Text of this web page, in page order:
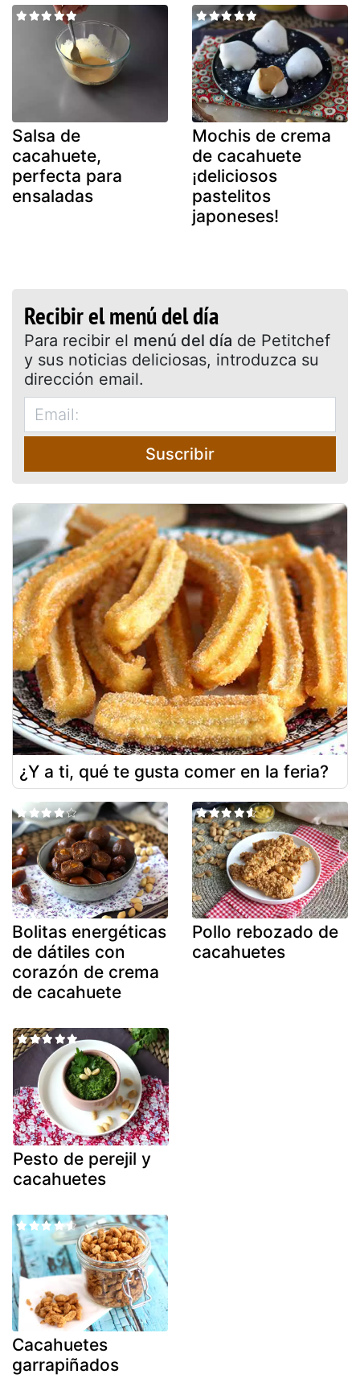
Salsa de
cacahuete,
perfecta para
ensaladas
Mochis de crema
de cacahuete
¡deliciosos
pastelitos
japoneses!
Recibir el menú del día
Para recibir el menú del día de Petitchef
y sus noticias deliciosas, introduzca su
dirección email.
Suscribir
¿Y a ti, qué te gusta comer en la feria?
Bolitas energéticas
de dátiles con
corazón de crema
de cacahuete
Pollo rebozado de
cacahuetes
Pesto de perejil y
cacahuetes
Cacahuetes
garrapiñados